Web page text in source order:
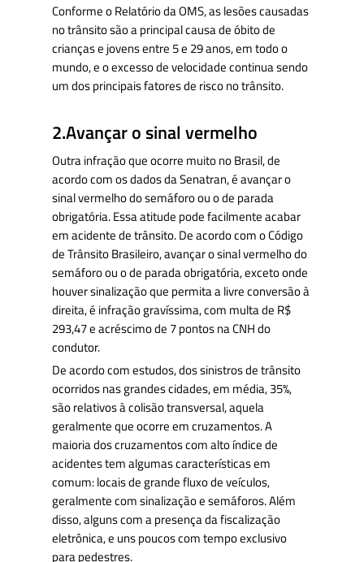
Conforme o Relatório da OMS, as lesões causadas
no trânsito são a principal causa de óbito de
crianças e jovens entre 5 e 29 anos, em todo o
mundo, e o excesso de velocidade continua sendo
um dos principais fatores de risco no trânsito.
2.Avançar o sinal vermelho
Outra infração que ocorre muito no Brasil, de
acordo com os dados da Senatran, é avançar o
sinal vermelho do semáforo ou o de parada
obrigatória. Essa atitude pode facilmente acabar
em acidente de trânsito. De acordo com o Código
de Trânsito Brasileiro, avançar o sinal vermelho do
semáforo ou o de parada obrigatória, exceto onde
houver sinalização que permita a livre conversão à
direita, é infração gravíssima, com multa de R$
293,47 e acréscimo de 7 pontos na CNH do
condutor.
De acordo com estudos, dos sinistros de trânsito
ocorridos nas grandes cidades, em média, 35%,
são relativos à colisão transversal, aquela
geralmente que ocorre em cruzamentos. A
maioria dos cruzamentos com alto índice de
acidentes tem algumas características em
comum: locais de grande fluxo de veículos,
geralmente com sinalização e semáforos. Além
disso, alguns com a presença da fiscalização
eletrônica, e uns poucos com tempo exclusivo
para pedestres.